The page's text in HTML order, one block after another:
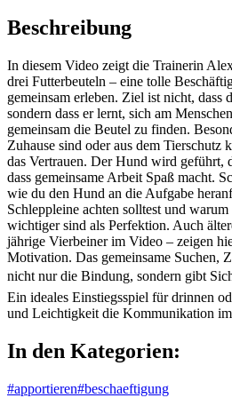
Beschreibung
In diesem Video zeigt die Trainerin
drei Futterbeuteln – eine tolle
gemeinsam erleben. Ziel ist nicht, dass
sondern dass er lernt, sich am
gemeinsam die Beutel zu finden.
Zuhause sind oder aus dem Tierschutz
das Vertrauen. Der Hund wird geführt,
dass gemeinsame Arbeit Spaß macht.
wie du den Hund an die Aufgabe
Schleppleine achten solltest und
wichtiger sind als Perfektion. Auch
jährige Vierbeiner im Video – zeigen
Motivation. Das gemeinsame Suchen,
nicht nur die Bindung, sondern gibt
Ein ideales Einstiegsspiel für drinnen
und Leichtigkeit die Kommunikation
In den Kategorien:
#apportieren#beschaeftigung